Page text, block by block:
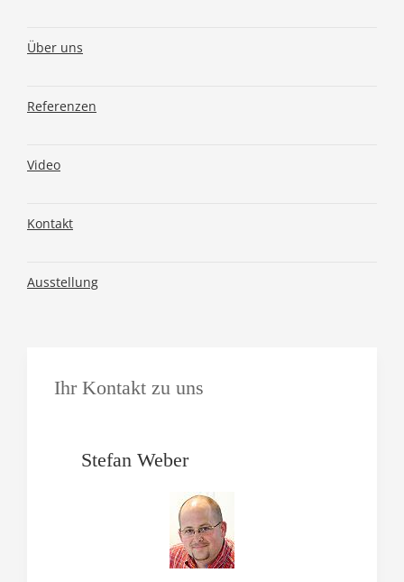
Über uns
Referenzen
Video
Kontakt
Ausstellung
Ihr Kontakt zu uns
Stefan Weber